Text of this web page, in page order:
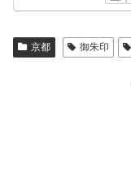
京都 御朱印